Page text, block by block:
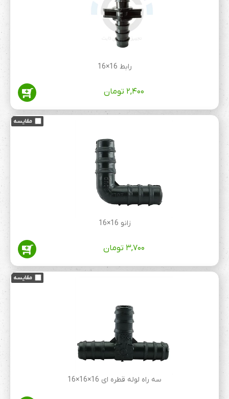
رابط 16×16
۲,۴۰۰ تومان
زانو 16×16
۳,۷۰۰ تومان
سه راه لوله قطره ای 16×16×16